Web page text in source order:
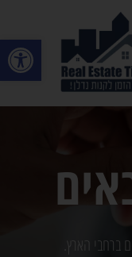
פתח
ברחבי הארץ.